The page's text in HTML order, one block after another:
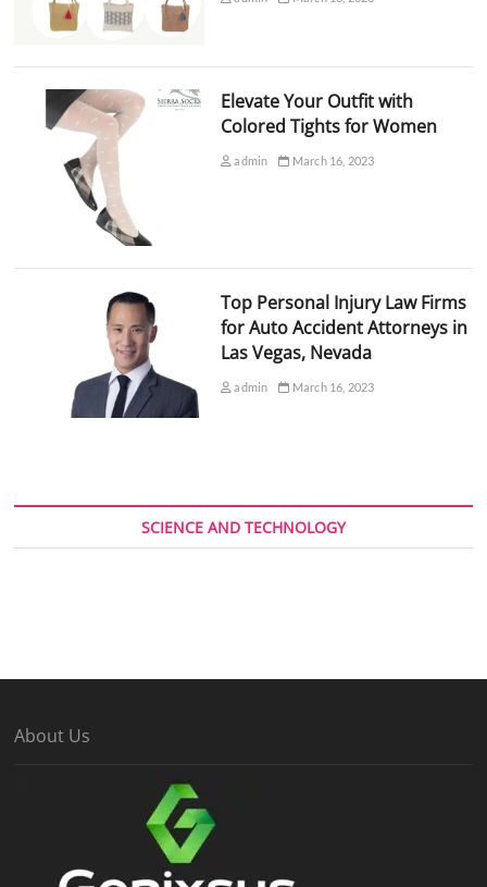
Elevate Your Outfit with
Colored Tights for Women
admin March 16, 2023
Top Personal Injury Law Firms
for Auto Accident Attorneys in
Las Vegas, Nevada
admin March 16, 2023
SCIENCE AND TECHNOLOGY
About Us